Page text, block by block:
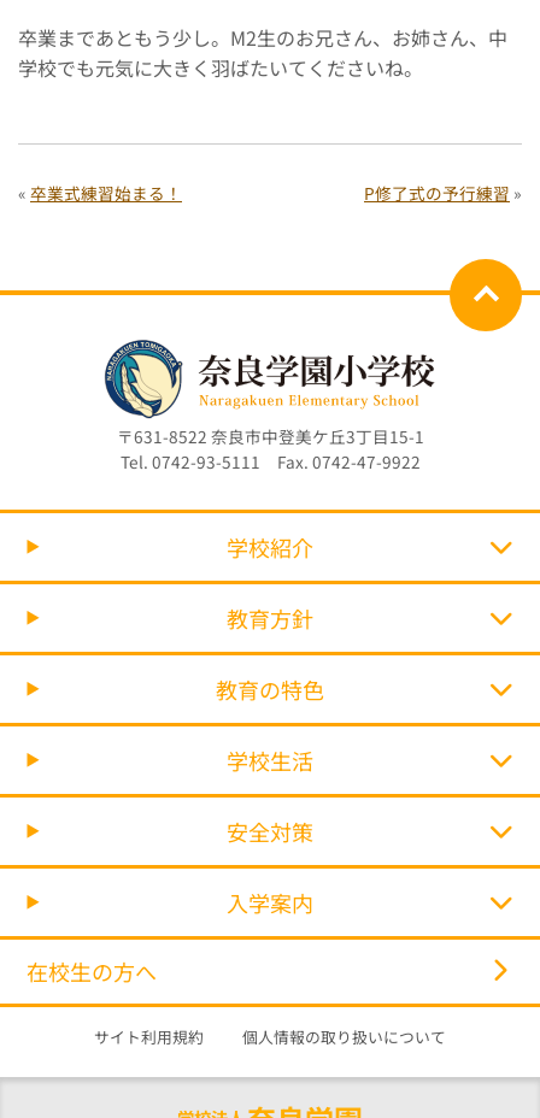
卒業まであともう少し。M2生のお兄さん、お姉さん、中
学校でも元気に大きく羽ばたいてくださいね。
« 卒業式練習始まる！ P修了式の予行練習 »
〒631-8522 奈良市中登美ケ丘3丁目15-1
Tel. 0742-93-5111 Fax. 0742-47-9922
学校紹介
教育方針
教育の特色
学校生活
安全対策
入学案内
在校生の方へ
サイト利用規約 個人情報の取り扱いについて